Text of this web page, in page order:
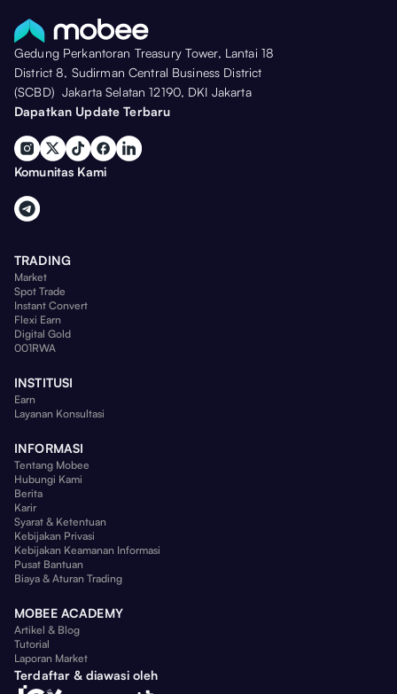
Gedung Perkantoran Treasury Tower, Lantai 18
District 8, Sudirman Central Business District
(SCBD) Jakarta Selatan 12190, DKI Jakarta
Dapatkan Update Terbaru
Komunitas Kami
TRADING
Market
Spot Trade
Instant Convert
Flexi Earn
Digital Gold
001RWA
INSTITUSI
Earn
Layanan Konsultasi
INFORMASI
Tentang Mobee
Hubungi Kami
Berita
Karir
Syarat & Ketentuan
Kebijakan Privasi
Kebijakan Keamanan Informasi
Pusat Bantuan
Biaya & Aturan Trading
MOBEE ACADEMY
Artikel & Blog
Tutorial
Laporan Market
Terdaftar & diawasi oleh